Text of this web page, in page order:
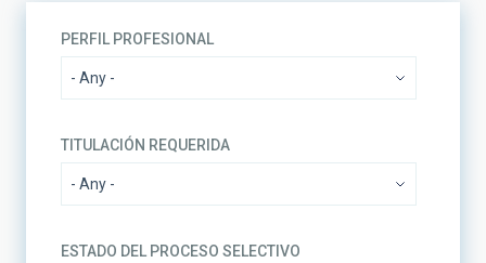
PERFIL PROFESIONAL
TITULACIÓN REQUERIDA
ESTADO DEL PROCESO SELECTIVO